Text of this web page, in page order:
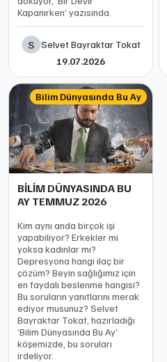
Kapanırken’ yazısında.
S Selvet Bayraktar Tokat
19.07.2026
Bilim Dünyasında Bu Ay
BİLİM DÜNYASINDA BU
AY TEMMUZ 2026
Kim aynı anda birçok işi
yapabiliyor? Erkekler mi
yoksa kadınlar mı?
Depresyona hangi ilaç bir
çözüm? Beyin sağlığımız için
en faydalı beslenme hangisi?
Bu soruların yanıtlarını merak
ediyor musunuz? Selvet
Bayraktar Tokat, hazırladığı
‘Bilim Dünyasında Bu Ay’
köşemizde, bu soruları
irdeliyor.